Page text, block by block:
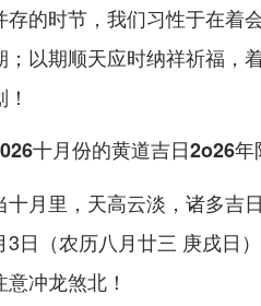
存的时节，我们习性于在着
；以期顺天应时纳祥祈福，
十月份的黄道吉日2o26
十月里，天高云淡，诸多吉
3日（农历八月廿三 庚戌日
意冲龙煞北！